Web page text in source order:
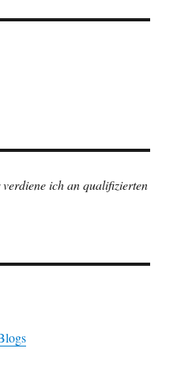
ich an qualifizierten